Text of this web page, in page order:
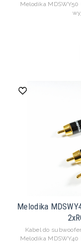
Melodika MDSWY50
Melodika
Kabel do
Melodika MDSWY40